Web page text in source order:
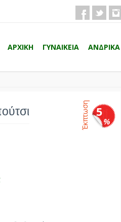
ΑΡΧΙΚΗ ΓΥΝΑΙΚΕΙΑ ΑΝΔΡΙΚΑ
Έκπτωση 5
%